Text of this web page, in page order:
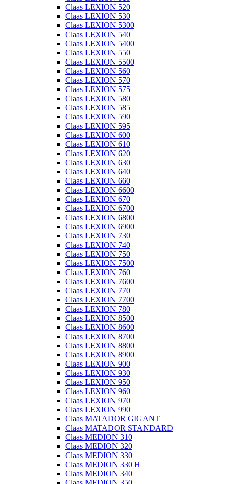
Claas LEXION 520
Claas LEXION 530
Claas LEXION 5300
Claas LEXION 540
Claas LEXION 5400
Claas LEXION 550
Claas LEXION 5500
Claas LEXION 560
Claas LEXION 570
Claas LEXION 575
Claas LEXION 580
Claas LEXION 585
Claas LEXION 590
Claas LEXION 595
Claas LEXION 600
Claas LEXION 610
Claas LEXION 620
Claas LEXION 630
Claas LEXION 640
Claas LEXION 660
Claas LEXION 6600
Claas LEXION 670
Claas LEXION 6700
Claas LEXION 6800
Claas LEXION 6900
Claas LEXION 730
Claas LEXION 740
Claas LEXION 750
Claas LEXION 7500
Claas LEXION 760
Claas LEXION 7600
Claas LEXION 770
Claas LEXION 7700
Claas LEXION 780
Claas LEXION 8500
Claas LEXION 8600
Claas LEXION 8700
Claas LEXION 8800
Claas LEXION 8900
Claas LEXION 900
Claas LEXION 930
Claas LEXION 950
Claas LEXION 960
Claas LEXION 970
Claas LEXION 990
Claas MATADOR GIGANT
Claas MATADOR STANDARD
Claas MEDION 310
Claas MEDION 320
Claas MEDION 330
Claas MEDION 330 H
Claas MEDION 340